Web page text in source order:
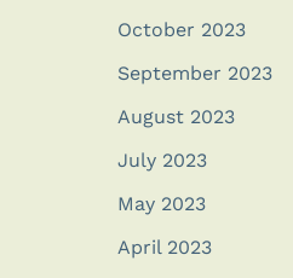
October 2023
September 2023
August 2023
July 2023
May 2023
April 2023